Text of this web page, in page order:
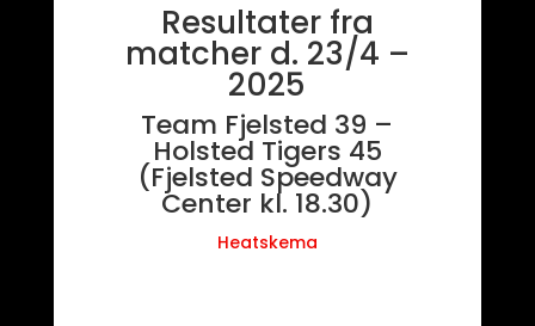
Resultater fra
matcher d. 23/4 –
2025
Team Fjelsted 39 –
Holsted Tigers 45
(Fjelsted Speedway
Center kl. 18.30)
Heatskema